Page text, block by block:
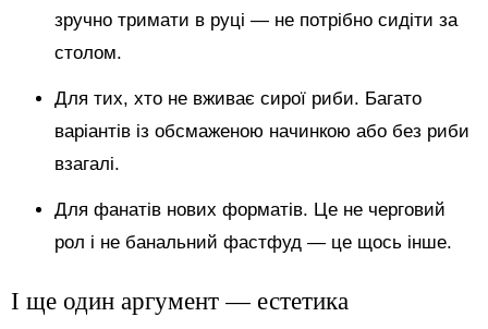
зручно тримати в руці — не потрібно сидіти за
столом.
Для тих, хто не вживає сирої риби. Багато
варіантів із обсмаженою начинкою або без риби
взагалі.
Для фанатів нових форматів. Це не черговий
рол і не банальний фастфуд — це щось інше.
І ще один аргумент — естетика